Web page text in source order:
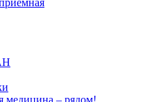
медицина – рядом!